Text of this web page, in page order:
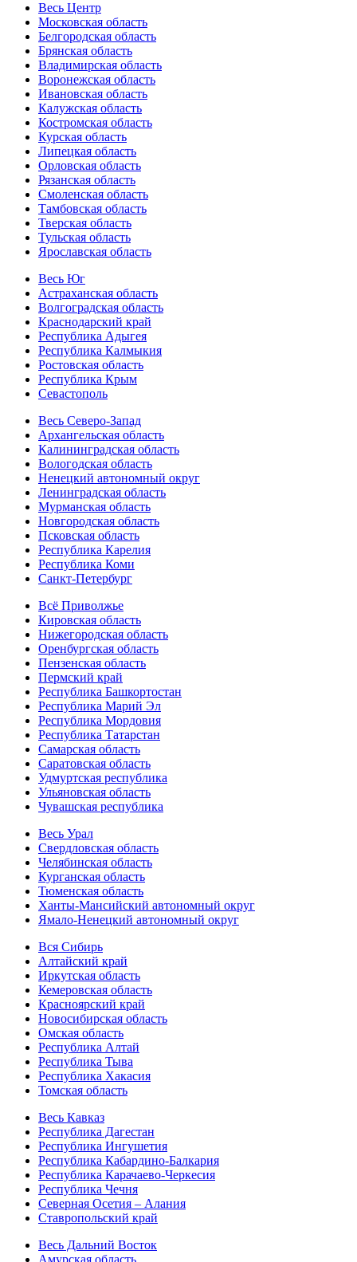
Весь Центр
Московская область
Белгородская область
Брянская область
Владимирская область
Воронежская область
Ивановская область
Калужская область
Костромская область
Курская область
Липецкая область
Орловская область
Рязанская область
Смоленская область
Тамбовская область
Тверская область
Тульская область
Ярославская область
Весь Юг
Астраханская область
Волгоградская область
Краснодарский край
Республика Адыгея
Республика Калмыкия
Ростовская область
Республика Крым
Севастополь
Весь Северо-Запад
Архангельская область
Калининградская область
Вологодская область
Ненецкий автономный округ
Ленинградская область
Мурманская область
Новгородская область
Псковская область
Республика Карелия
Республика Коми
Санкт-Петербург
Всё Приволжье
Кировская область
Нижегородская область
Оренбургская область
Пензенская область
Пермский край
Республика Башкортостан
Республика Марий Эл
Республика Мордовия
Республика Татарстан
Самарская область
Саратовская область
Удмуртская республика
Ульяновская область
Чувашская республика
Весь Урал
Свердловская область
Челябинская область
Курганская область
Тюменская область
Ханты-Мансийский автономный округ
Ямало-Ненецкий автономный округ
Вся Сибирь
Алтайский край
Иркутская область
Кемеровская область
Красноярский край
Новосибирская область
Омская область
Республика Алтай
Республика Тыва
Республика Хакасия
Томская область
Весь Кавказ
Республика Дагестан
Республика Ингушетия
Республика Кабардино-Балкария
Республика Карачаево-Черкесия
Республика Чечня
Северная Осетия – Алания
Ставропольский край
Весь Дальний Восток
Амурская область